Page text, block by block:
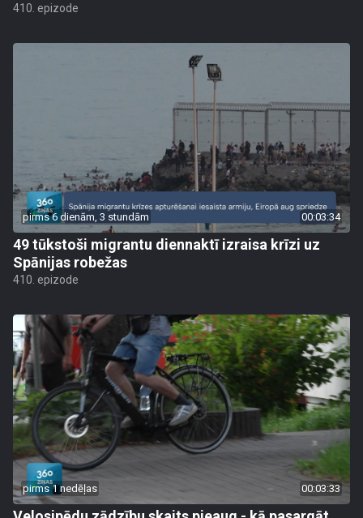
410. epizode
pirms 6 dienām, 3 stundām 00:03:34
49 tūkstoši migrantu diennaktī izraisa krīzi uz
Spānijas robežas
410. epizode
pirms 1 nedēļas 00:03:33